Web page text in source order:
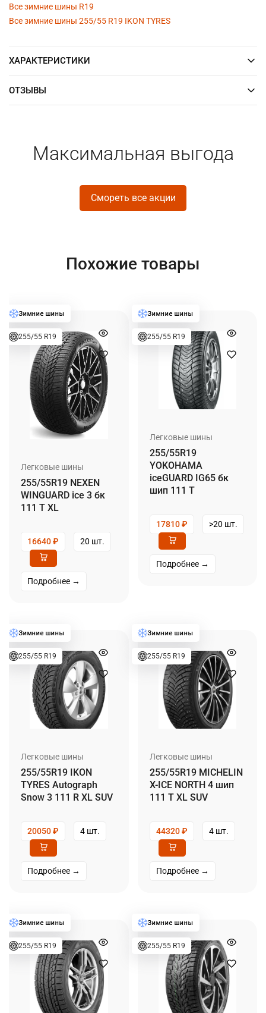
Все зимние шины R19
Все зимние шины 255/55 R19 IKON TYRES
ХАРАКТЕРИСТИКИ
ОТЗЫВЫ
Максимальная выгода
Смореть все акции
Похожие товары
255/55 R19
Легковые шины
255/55R19 NEXEN
WINGUARD ice 3 бк
111 T XL
16640₽ 20 шт.
Подробнее →
255/55 R19
Легковые шины
255/55R19
YOKOHAMA
iceGUARD IG65 бк
шип 111 T
17810₽ >20 шт.
Подробнее →
255/55 R19
Легковые шины
255/55R19 IKON
TYRES Autograph
Snow 3 111 R XL SUV
20050₽ 4 шт.
Подробнее →
255/55 R19
Легковые шины
255/55R19 MICHELIN
X-ICE NORTH 4 шип
111 T XL SUV
44320₽ 4 шт.
Подробнее →
255/55 R19 255/55 R19